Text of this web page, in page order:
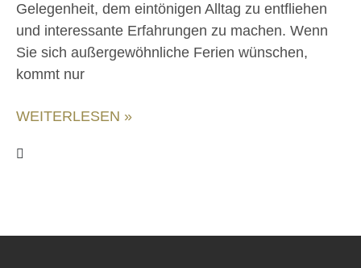
Gelegenheit, dem eintönigen Alltag zu entfliehen
und interessante Erfahrungen zu machen. Wenn
Sie sich außergewöhnliche Ferien wünschen,
kommt nur
WEITERLESEN »